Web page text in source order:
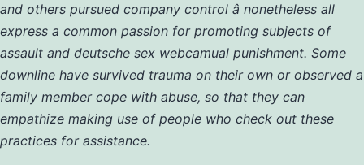
and others pursued company control â nonetheless all
express a common passion for promoting subjects of
assault and deutsche sex webcamual punishment. Some
downline have survived trauma on their own or observed a
family member cope with abuse, so that they can
empathize making use of people who check out these
practices for assistance.